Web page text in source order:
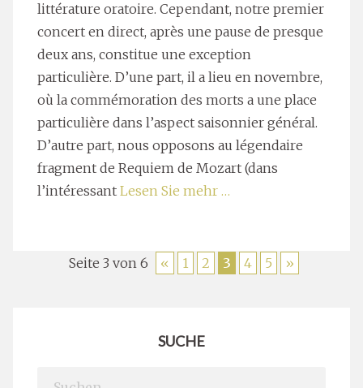
littérature oratoire. Cependant, notre premier
concert en direct, après une pause de presque
deux ans, constitue une exception
particulière. D’une part, il a lieu en novembre,
où la commémoration des morts a une place
particulière dans l’aspect saisonnier général.
D’autre part, nous opposons au légendaire
fragment de Requiem de Mozart (dans
l’intéressant Lesen Sie mehr …
Seite 3 von 6 « 1 2 3 4 5 »
SUCHE
Search